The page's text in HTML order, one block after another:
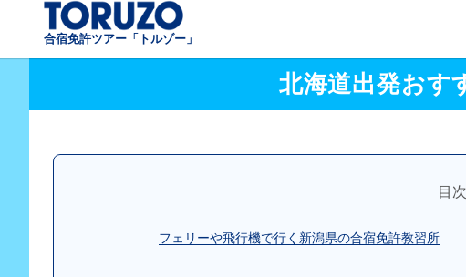
合宿免許ツアー「トルゾー」
北海道出発おす
目次
フェリーや飛行機で行く新潟県の合宿免許教習所